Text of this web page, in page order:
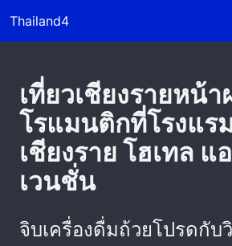
Thailand4
เที่ยวเชียงรายหน้
โรแมนติกที่โรงแร
เชียงราย โฮเทล
เวนชั่น
จิบเครื่องดื่มถ้วยโปรดกับ